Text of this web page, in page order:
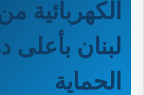
الكهربائية
لبنان بأعلى
الحماية